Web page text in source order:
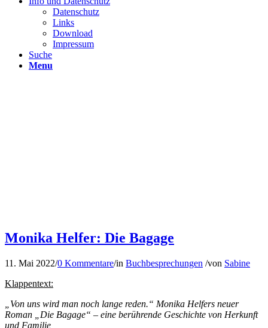
Datenschutz
Links
Download
Impressum
Suche
Menu
Monika Helfer: Die Bagage
11. Mai 2022/0 Kommentare/in Buchbesprechungen /von Sabine
Klappentext:
„Von uns wird man noch lange reden.“ Monika Helfers neuer
Roman „Die Bagage“ – eine berührende Geschichte von Herkunft
und Familie